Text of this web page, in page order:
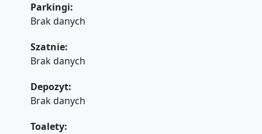
Parkingi:
Brak danych
Szatnie:
Brak danych
Depozyt:
Brak danych
Toalety: